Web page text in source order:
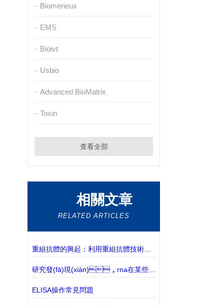
Biomerieux
EMS
Bioivt
Usbio
Advanced BioMatrix
Toxin
查看全部
相關文章
RELATED ARTICLES
重組抗體的興起：利用重組抗體技術的優(yōu)勢
研究發(fā)現(xiàn)，rna在某些情況下是有害的
ELISA操作常見問題